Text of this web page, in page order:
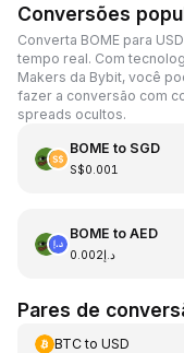
Conversões
Converta BOME para
tempo real. Com
Makers da Bybit, você
fazer a conversão com
spreads ocultos.
BOME to SGD
S$0.001
BOME to AED
د.إ0.002
Pares de
BTCto USD